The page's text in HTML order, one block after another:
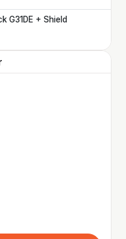
G31DE + Shield